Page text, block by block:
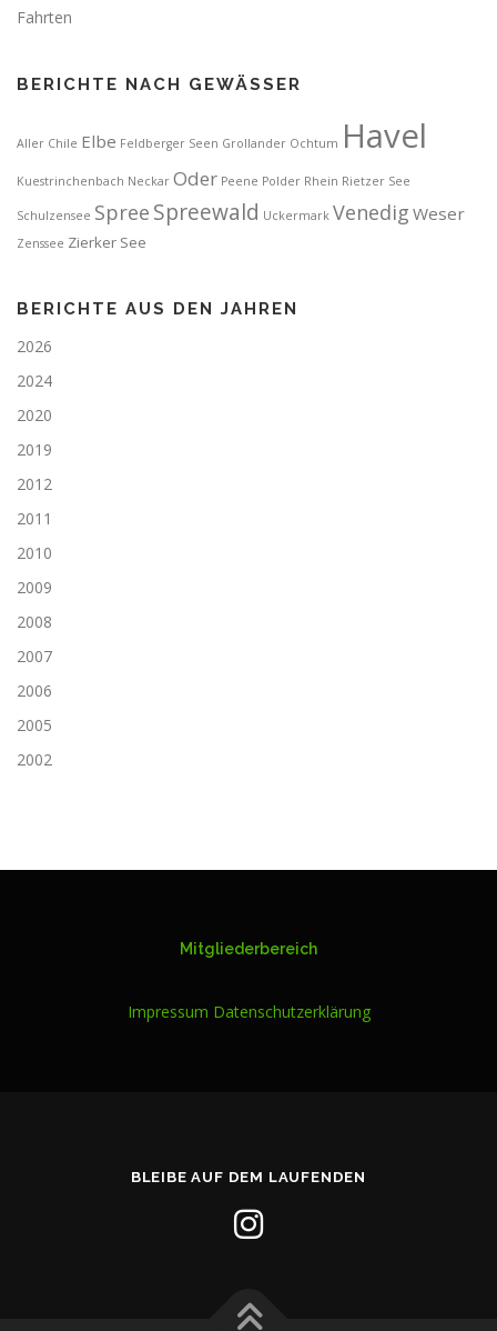
Fahrten
BERICHTE NACH GEWÄSSER
Aller Chile Elbe Feldberger Seen Grollander Ochtum Havel
Kuestrinchenbach Neckar Oder Peene Polder Rhein Rietzer See
Schulzensee Spree Spreewald Uckermark Venedig Weser
Zenssee Zierker See
BERICHTE AUS DEN JAHREN
2026
2024
2020
2019
2012
2011
2010
2009
2008
2007
2006
2005
2002
Mitgliederbereich
Impressum Datenschutzerklärung
BLEIBE AUF DEM LAUFENDEN